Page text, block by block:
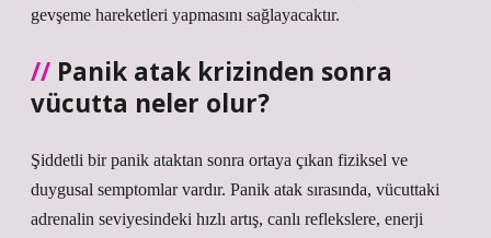
gevşeme hareketleri yapmasını sağlayacaktır.
Panik atak krizinden sonra
vücutta neler olur?
Şiddetli bir panik ataktan sonra ortaya çıkan fiziksel ve
duygusal semptomlar vardır. Panik atak sırasında, vücuttaki
adrenalin seviyesindeki hızlı artış, canlı reflekslere, enerji